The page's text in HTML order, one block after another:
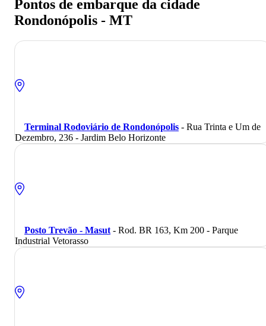
Pontos de embarque da cidade
Rondonópolis - MT
Terminal Rodoviário de Rondonópolis - Rua Trinta e Um de
Dezembro, 236 - Jardim Belo Horizonte
Posto Trevão - Masut - Rod. BR 163, Km 200 - Parque
Industrial Vetorasso